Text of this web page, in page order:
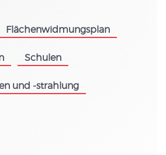
Flächenwidmungsplan
Schulen
und -strahlung